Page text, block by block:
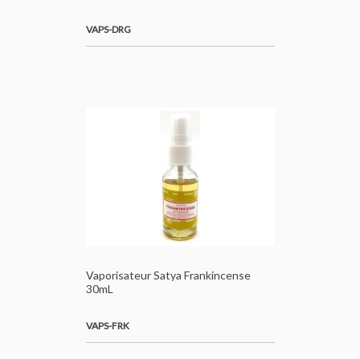
VAPS-DRG
Vaporisateur Satya Frankincense
30mL
VAPS-FRK